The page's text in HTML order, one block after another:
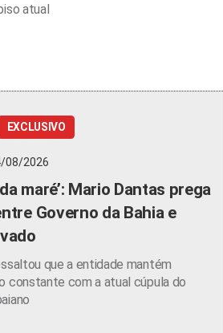
atual
EXCLUSIVO
08/2026
maré’: Mario Dantas prega
Governo da Bahia e
que a entidade mantém
constante com a atual cúpula do